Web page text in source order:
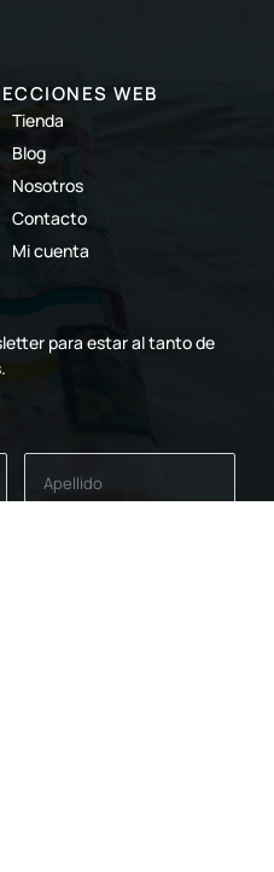
WEB
Tienda
Blog
Nosotros
Contacto
Mi cuenta
para estar al tanto de